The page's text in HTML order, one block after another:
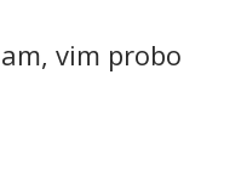
vim probo